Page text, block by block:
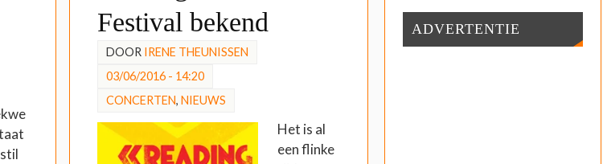
Festival bekend
DOOR IRENE THEUNISSEN
03/06/2016 - 14:20
CONCERTEN, NIEUWS
Het is al
een flinke
ADVERTENTIE